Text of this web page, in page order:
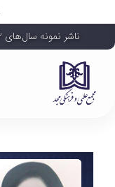
ناشر نمونه سال‌های ۱۳۹۳ و ۱۳۹۴ و ۱۳۹۷ جمهوری اسلامی ایران